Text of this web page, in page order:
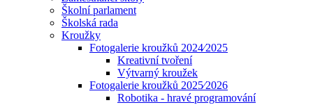
Školní parlament
Školská rada
Kroužky
Fotogalerie kroužků 2024⁄2025
Kreativní tvoření
Výtvarný kroužek
Fotogalerie kroužků 2025⁄2026
Robotika - hravé programování